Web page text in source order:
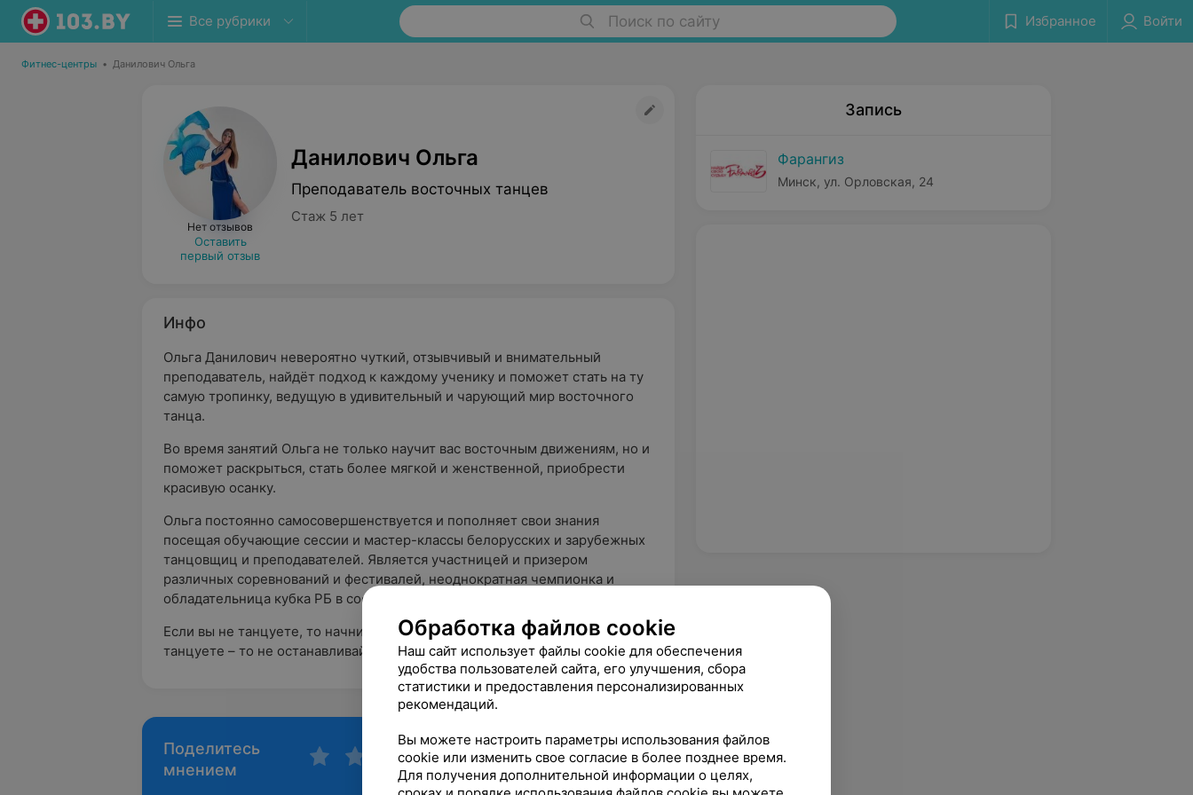
Все рубрики Поиск по сайту Избранное Войти
Фитнес-центры • Данилович Ольга
Нет отзывов
Оставить
первый отзыв
Данилович Ольга
Преподаватель восточных танцев
Стаж 5 лет
Инфо
Ольга Данилович невероятно чуткий, отзывчивый и внимательный
преподаватель, найдёт подход к каждому ученику и поможет стать на ту
самую тропинку, ведущую в удивительный и чарующий мир восточного
танца.
Во время занятий Ольга не только научит вас восточным движениям, но и
поможет раскрыться, стать более мягкой и женственной, приобрести
красивую осанку.
Ольга постоянно самосовершенствуется и пополняет свои знания
посещая обучающие сессии и мастер-классы белорусских и зарубежных
танцовщиц и преподавателей. Является участницей и призером
различных соревнований и фестивалей, неоднократная чемпионка и
обладательница кубка РБ в составе малой группы Асель.
Если вы не танцуете, то начните! Если бросили, то верните! А если
танцуете – то не останавливайтесь!
Поделитесь
мнением
Запись
Фарангиз
Минск, ул. Орловская, 24
Обработка файлов cookie
Наш сайт использует файлы cookie для обеспечения
удобства пользователей сайта, его улучшения, сбора
статистики и предоставления персонализированных
рекомендаций.
Вы можете настроить параметры использования файлов
cookie или изменить свое согласие в более позднее время.
Для получения дополнительной информации о целях,